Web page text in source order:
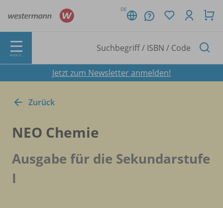
DE
MENÜ
Jetzt zum Newsletter anmelden!
Zurück
NEO Chemie
Ausgabe für die Sekundarstufe
I